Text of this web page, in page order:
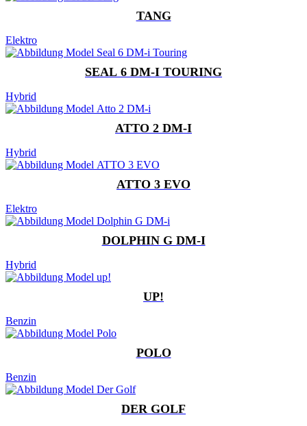
TANG
Elektro
SEAL 6 DM-I TOURING
Hybrid
ATTO 2 DM-I
Hybrid
ATTO 3 EVO
Elektro
DOLPHIN G DM-I
Hybrid
UP!
Benzin
POLO
Benzin
DER GOLF